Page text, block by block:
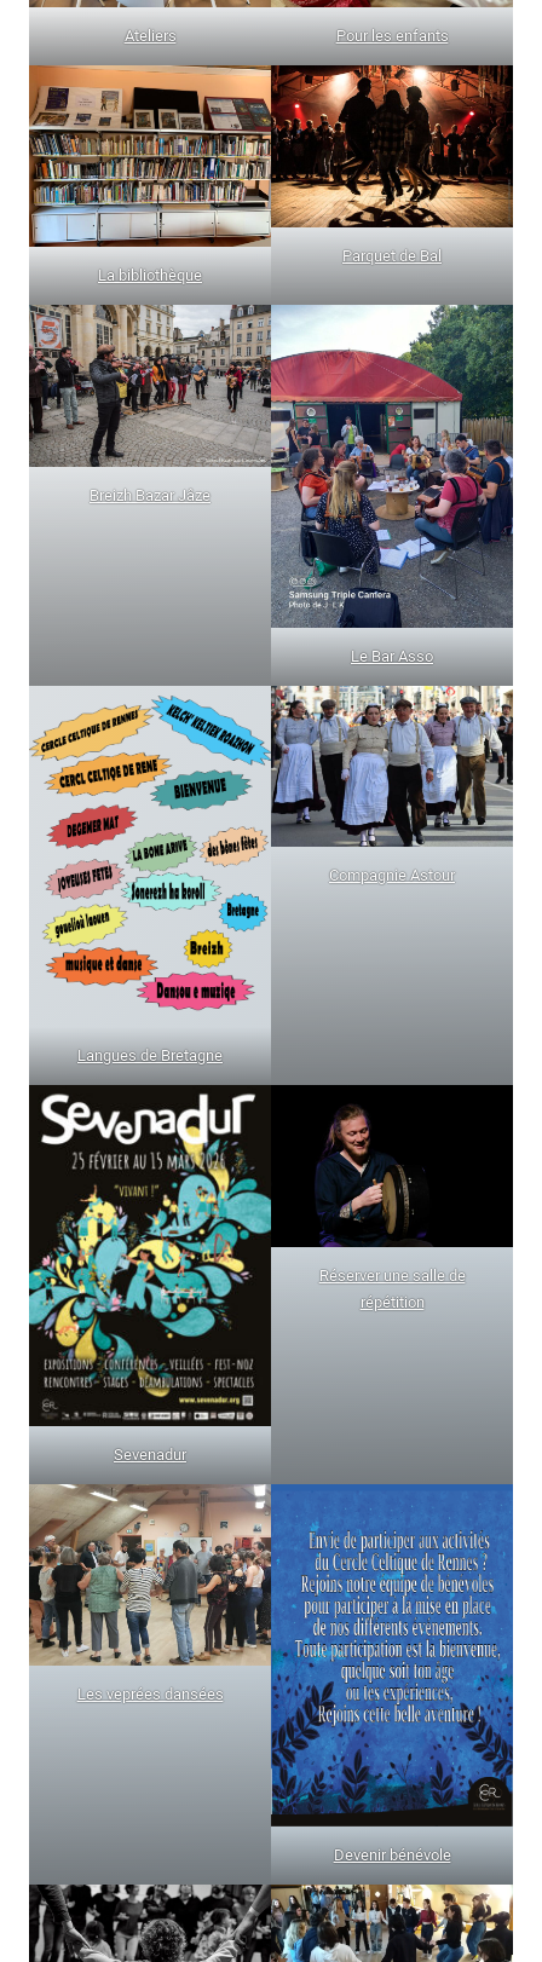
Ateliers Pour les enfants
La bibliothèque
Parquet de Bal
Breizh Bazar Jâze
Le Bar Asso
Langues de Bretagne
Compagnie Astour
Sevenadur
Réserver une salle de
répétition
Les veprées dansées
Devenir bénévole